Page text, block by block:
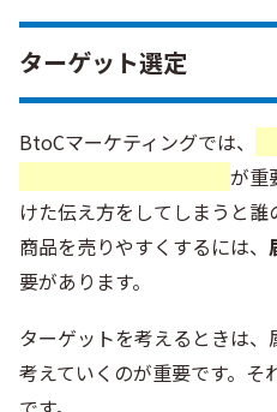
ターゲット選定
BtoCマーケティングでは、
が重
けた伝え方をしてしまうと誰
商品を売りやすくするには、
要があります。
ターゲットを考えるときは
考えていくのが重要です。そ